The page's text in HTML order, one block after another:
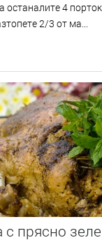
останалите 4
2/3 от ма...
с прясно зеле